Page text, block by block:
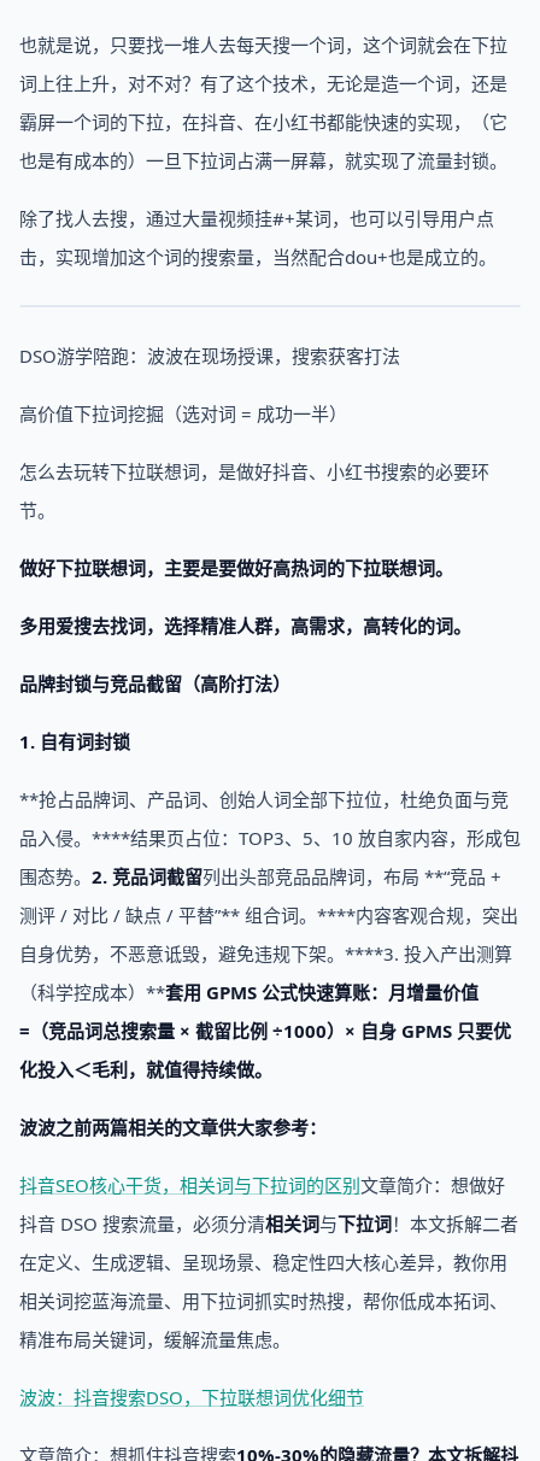
也就是说，只要找一堆人去每天搜一个词，这个词就会在下拉
词上往上升，对不对？有了这个技术，无论是造一个词，还是
霸屏一个词的下拉，在抖音、在小红书都能快速的实现，（它
也是有成本的）一旦下拉词占满一屏幕，就实现了流量封锁。
除了找人去搜，通过大量视频挂#+某词，也可以引导用户点
击，实现增加这个词的搜索量，当然配合dou+也是成立的。
DSO游学陪跑：波波在现场授课，搜索获客打法
高价值下拉词挖掘（选对词 = 成功一半）
怎么去玩转下拉联想词，是做好抖音、小红书搜索的必要环
节。
做好下拉联想词，主要是要做好高热词的下拉联想词。
多用爱搜去找词，选择精准人群，高需求，高转化的词。
品牌封锁与竞品截留（高阶打法）
1. 自有词封锁
**抢占品牌词、产品词、创始人词全部下拉位，杜绝负面与竞
品入侵。****结果页占位：TOP3、5、10 放自家内容，形成包
围态势。 2. 竞品词截留列出头部竞品品牌词，布局 **“竞品 +
测评 / 对比 / 缺点 / 平替”** 组合词。****内容客观合规，突出
自身优势，不恶意诋毁，避免违规下架。****3. 投入产出测算
（科学控成本）**套用 GPMS 公式快速算账：月增量价值
=（竞品词总搜索量 × 截留比例 ÷1000）× 自身 GPMS 只要优
化投入＜毛利，就值得持续做。
波波之前两篇相关的文章供大家参考：
抖音SEO核心干货，相关词与下拉词的区别文章简介：想做好
抖音 DSO 搜索流量，必须分清相关词与下拉词！本文拆解二者
在定义、生成逻辑、呈现场景、稳定性四大核心差异，教你用
相关词挖蓝海流量、用下拉词抓实时热搜，帮你低成本拓词、
精准布局关键词，缓解流量焦虑。
波波：抖音搜索DSO，下拉联想词优化细节
文章简介：想抓住抖音搜索10%-30%的隐藏流量？本文拆解抖